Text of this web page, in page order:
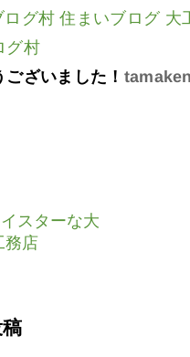
グ村
ございました！
スターな大
務店